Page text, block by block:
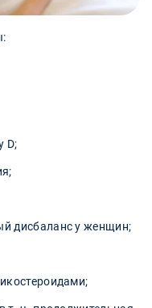
D;
дисбаланс у женщин;